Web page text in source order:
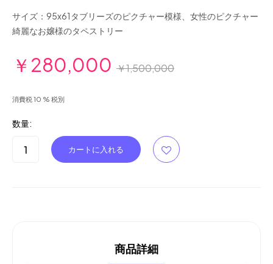
サイズ：95x61タブリーズのピクチャー模様、女性のピクチャー
綺麗なお嬢様のタペストリー
￥280,000 ￥1,500,000
消費税 10 % 税別
数量:
商品詳細